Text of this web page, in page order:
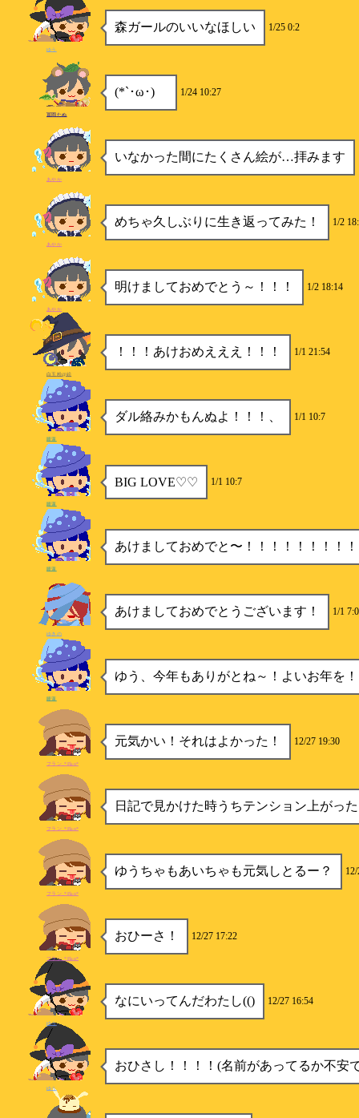
森ガールのいいなほしい 1/25 0:2
ゆう
(*`･ω･)ゞ 1/24 10:27
冨岡たぬ
いなかった間にたくさん絵が…拝みます
あやか
めちゃ久しぶりに生き返ってみた！ 1/2
あやか
明けましておめでとう～！！！ 1/2 18:14
あやか
！！！あけおめえええ！！！ 1/1 21:54
白玉粉@絵
ダル絡みかもんぬよ！！！、 1/1 10:7
睡蓮
BIG LOVE♡♡ 1/1 10:7
睡蓮
あけましておめでと〜！！！！！！！！！
睡蓮
あけましておめでとうございます！ 1/1 7:0
ゆきの
ゆう、今年もありがとね～！よいお年を！
睡蓮
元気かい！それはよかった！ 12/27 19:30
フラン_*Flan*
日記で見かけた時うちテンション上がっ
フラン_*Flan*
ゆうちゃもあいちゃも元気しとるー？
フラン_*Flan*
おひーさ！ 12/27 17:22
フラン_*Flan*
なにいってんだわたし(() 12/27 16:54
ゆう
おひさし！！！！(名前があってるか不安
ゆう